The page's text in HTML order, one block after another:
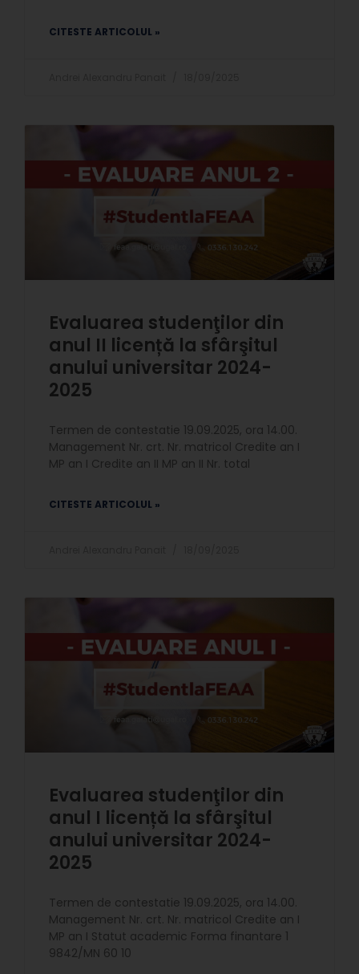
CITESTE ARTICOLUL »
Evaluarea studenţilor din
anul II licență la sfârşitul
anului universitar 2024-
2025
Termen de contestatie 19.09.2025, ora 14.00.
Management Nr. crt. Nr. matricol Credite an I
MP an I Credite an II MP an II Nr. total
CITESTE ARTICOLUL »
Evaluarea studenţilor din
anul I licență la sfârşitul
anului universitar 2024-
2025
Termen de contestatie 19.09.2025, ora 14.00.
Management Nr. crt. Nr. matricol Credite an I
MP an I Statut academic Forma finantare 1
9842/MN 60 10